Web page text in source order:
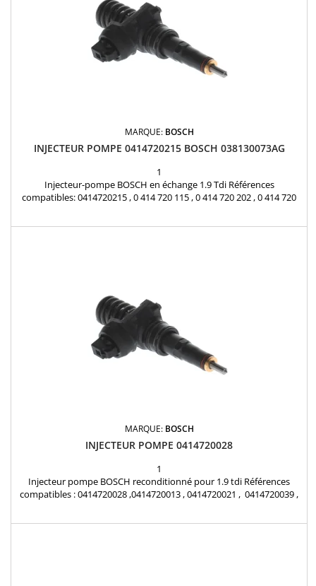
MARQUE: BOSCH
INJECTEUR POMPE 0414720215 BOSCH 038130073AG
1
Injecteur-pompe BOSCH en échange 1.9 Tdi Références
compatibles: 0414720215 , 0 414 720 115 , 0 414 720 202 , 0 414 720
MARQUE: BOSCH
INJECTEUR POMPE 0414720028
1
Injecteur pompe BOSCH reconditionné pour 1.9 tdi Références
compatibles : 0414720028 ,0414720013 , 0414720021 , 0414720039 ,